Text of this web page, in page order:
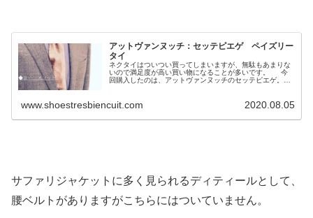
アットヴァンヌッチ：セッテピエゲ ペイズリー
タイ
ネクタイはついつい買ってしまいますが、無駄もあまりな
いので満足度が高い買い物になることが多いです。 今
回購入したのは、アットヴァンヌッチのセッテピエゲ。色
www.shoestresbiencuit.com 2020.08.05
サファリジャケットに多く見られるディティールとして、
腰ベルトがありますがこちらにはついていません。